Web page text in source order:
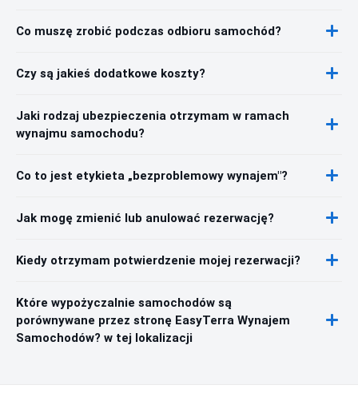
Co muszę zrobić podczas odbioru samochód?
Czy są jakieś dodatkowe koszty?
Jaki rodzaj ubezpieczenia otrzymam w ramach
wynajmu samochodu?
Co to jest etykieta „bezproblemowy wynajem"?
Jak mogę zmienić lub anulować rezerwację?
Kiedy otrzymam potwierdzenie mojej rezerwacji?
Które wypożyczalnie samochodów są
porównywane przez stronę EasyTerra Wynajem
Samochodów? w tej lokalizacji